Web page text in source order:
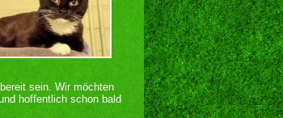
sein. Wir möchten
hoffentlich schon bald